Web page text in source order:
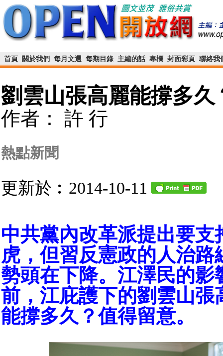
首頁 關於我們 每月文選 每期目錄 主編的話 專欄 封面彩頁 聯絡我
劉雲山張高麗能撐多久
作者： 許 行
熱點新聞
更新於︰2014-10-11
中共黨內改革派提出要支
虎，但習反憲政的人治路
勢頭在下降。江澤民的影
前，江庇護下的劉雲山張
能撐多久？值得留意。